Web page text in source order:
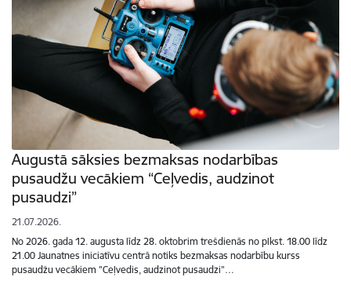
Augustā sāksies bezmaksas nodarbības
pusaudžu vecākiem “Ceļvedis, audzinot
pusaudzi”
21.07.2026.
No 2026. gada 12. augusta līdz 28. oktobrim trešdienās no plkst. 18.00 līdz
21.00 Jaunatnes iniciatīvu centrā notiks bezmaksas nodarbību kurss
pusaudžu vecākiem "Ceļvedis, audzinot pusaudzi"…